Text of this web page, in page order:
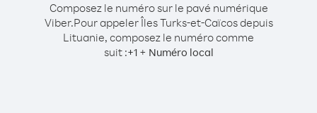
Composez le numéro sur le pavé numérique
Viber.Pour appeler Îles Turks-et-Caïcos depuis
Lituanie, composez le numéro comme
suit :+1+ Numéro local